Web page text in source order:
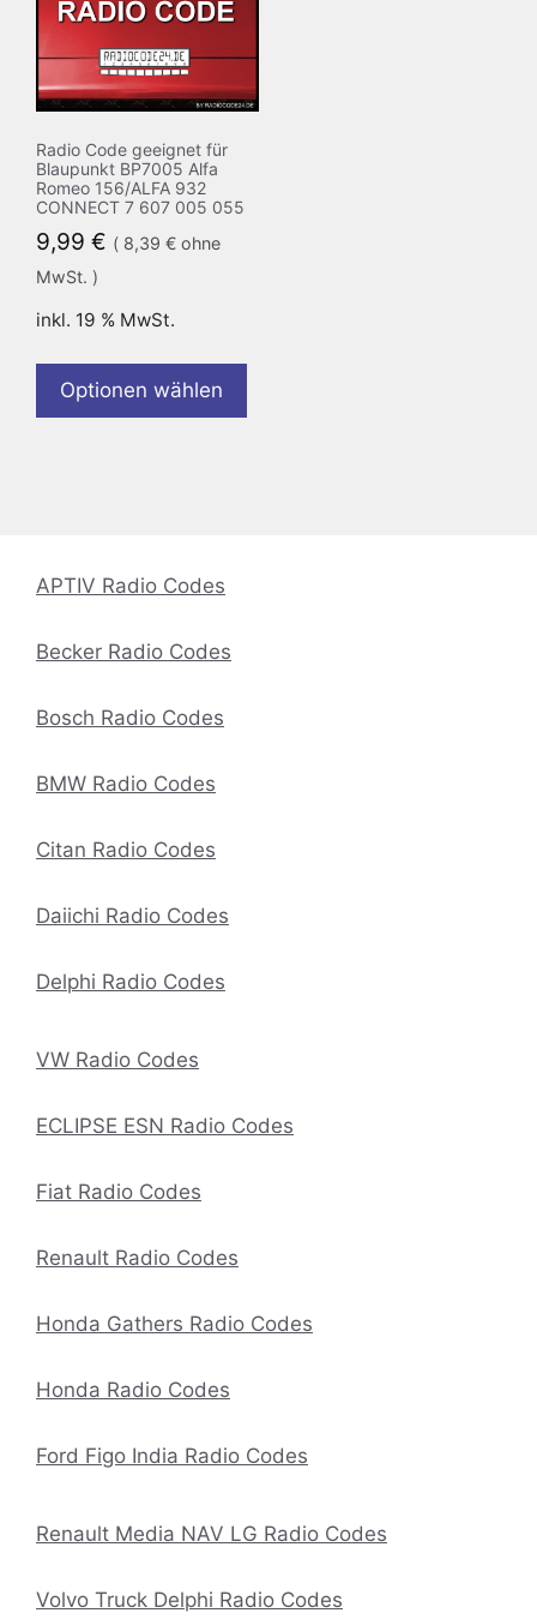
Radio Code geeignet für
Blaupunkt BP7005 Alfa
Romeo 156/ALFA 932
CONNECT 7 607 005 055
9,99 € ( 8,39 € ohne
MwSt. )
inkl. 19 % MwSt.
Optionen wählen
APTIV Radio Codes
Becker Radio Codes
Bosch Radio Codes
BMW Radio Codes
Citan Radio Codes
Daiichi Radio Codes
Delphi Radio Codes
VW Radio Codes
ECLIPSE ESN Radio Codes
Fiat Radio Codes
Renault Radio Codes
Honda Gathers Radio Codes
Honda Radio Codes
Ford Figo India Radio Codes
Renault Media NAV LG Radio Codes
Volvo Truck Delphi Radio Codes